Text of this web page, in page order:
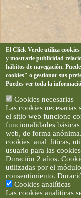
El Click Verde utiliza
y mostrarle publicidad
hábitos de navegación.
cookies" o gestionar sus
Puedes ver toda la
Cookies necesarias
Las cookies necesarias
el sitio web funcione
funcionalidades
web, de forma
cookies_anal_liticas,
usuario para las
Duración 2 años.
utilizadas por el
consentimiento.
Cookies analíticas
Las cookies analíticas